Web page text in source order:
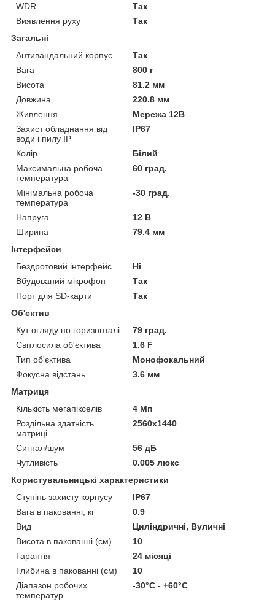
WDR
Так
Виявлення руху
Так
Загальні
Антивандальний корпус
Так
Вага
800 г
Висота
81.2 мм
Довжина
220.8 мм
Живлення
Мережа 12В
Захист обладнання від
води і пилу IP
IP67
Колір
Білий
Максимальна робоча
температура
60 град.
Мінімальна робоча
температура
-30 град.
Напруга
12 В
Ширина
79.4 мм
Інтерфейси
Бездротовий інтерфейс
Ні
Вбудований мікрофон
Так
Порт для SD-карти
Так
Об'єктив
Кут огляду по горизонталі
79 град.
Світлосила об'єктива
1.6 F
Тип об'єктива
Монофокальний
Фокусна відстань
3.6 мм
Матриця
Кількість мегапікселів
4 Мп
Роздільна здатність
матриці
2560х1440
Сигнал/шум
56 дБ
Чутливість
0.005 люкс
Користувальницькі характеристики
Ступінь захисту корпусу
IP67
Вага в пакованні, кг
0.9
Вид
Циліндричні, Вуличні
Висота в пакованні (см)
10
Гарантія
24 місяці
Глибина в пакованні (см)
10
Діапазон робочих
температур
-30°C - +60°C